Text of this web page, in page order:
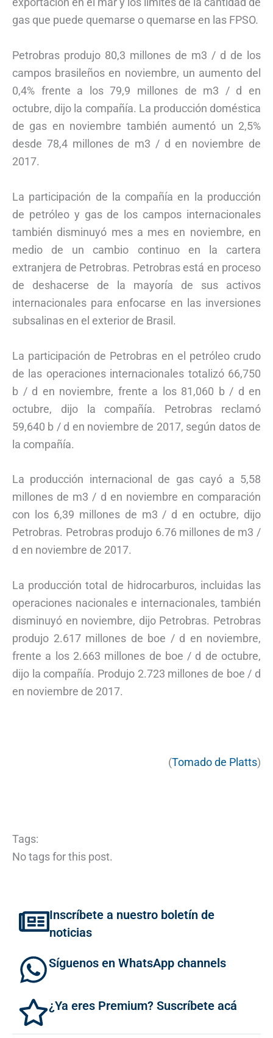
gas que puede quemarse o quemarse en las FPSO.
Petrobras produjo 80,3 millones de m3 / d de los
campos brasileños en noviembre, un aumento del
0,4% frente a los 79,9 millones de m3 / d en
octubre, dijo la compañía. La producción doméstica
de gas en noviembre también aumentó un 2,5%
desde 78,4 millones de m3 / d en noviembre de
2017.
La participación de la compañía en la producción
de petróleo y gas de los campos internacionales
también disminuyó mes a mes en noviembre, en
medio de un cambio continuo en la cartera
extranjera de Petrobras. Petrobras está en proceso
de deshacerse de la mayoría de sus activos
internacionales para enfocarse en las inversiones
subsalinas en el exterior de Brasil.
La participación de Petrobras en el petróleo crudo
de las operaciones internacionales totalizó 66,750
b / d en noviembre, frente a los 81,060 b / d en
octubre, dijo la compañía. Petrobras reclamó
59,640 b / d en noviembre de 2017, según datos de
la compañía.
La producción internacional de gas cayó a 5,58
millones de m3 / d en noviembre en comparación
con los 6,39 millones de m3 / d en octubre, dijo
Petrobras. Petrobras produjo 6.76 millones de m3 /
d en noviembre de 2017.
La producción total de hidrocarburos, incluidas las
operaciones nacionales e internacionales, también
disminuyó en noviembre, dijo Petrobras. Petrobras
produjo 2.617 millones de boe / d en noviembre,
frente a los 2.663 millones de boe / d de octubre,
dijo la compañía. Produjo 2.723 millones de boe / d
en noviembre de 2017.
(Tomado de Platts)
Tags:
No tags for this post.
Inscríbete a nuestro boletín de
noticias
Síguenos en WhatsApp channels
¿Ya eres Premium? Suscríbete acá